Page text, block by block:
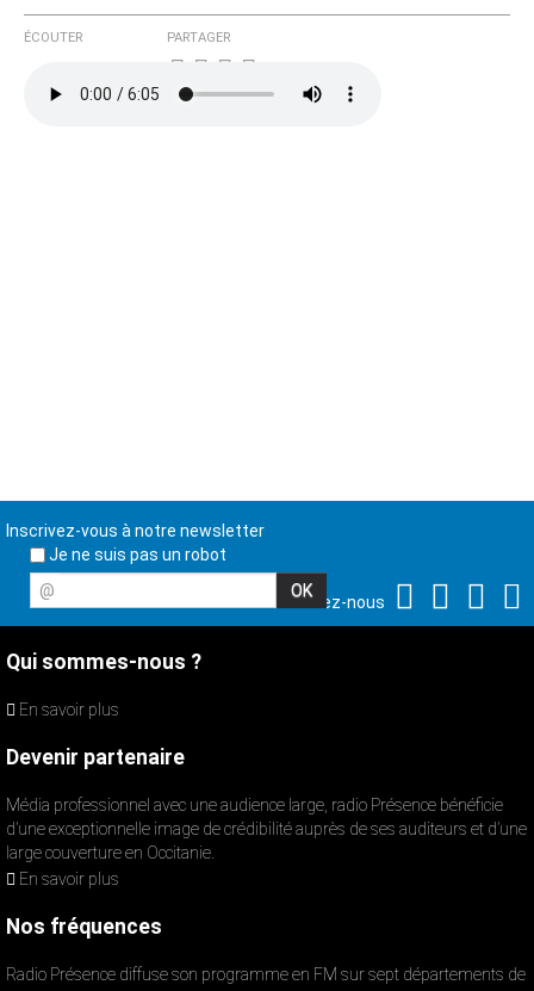
ÉCOUTER PARTAGER
Inscrivez-vous à notre newsletter
Je ne suis pas un robot
@
Suivez-nous
Qui sommes-nous ?
En savoir plus
Devenir partenaire
Média professionnel avec une audience large, radio Présence bénéficie
d’une exceptionnelle image de crédibilité auprès de ses auditeurs et d’une
large couverture en Occitanie.
En savoir plus
Nos fréquences
Radio Présence diffuse son programme en FM sur sept départements de